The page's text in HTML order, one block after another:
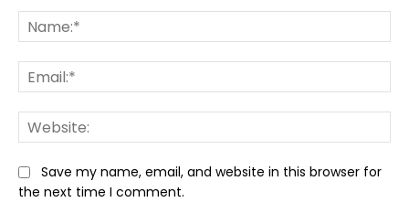
Save my name, email, and website in this browser for
the next time I comment.